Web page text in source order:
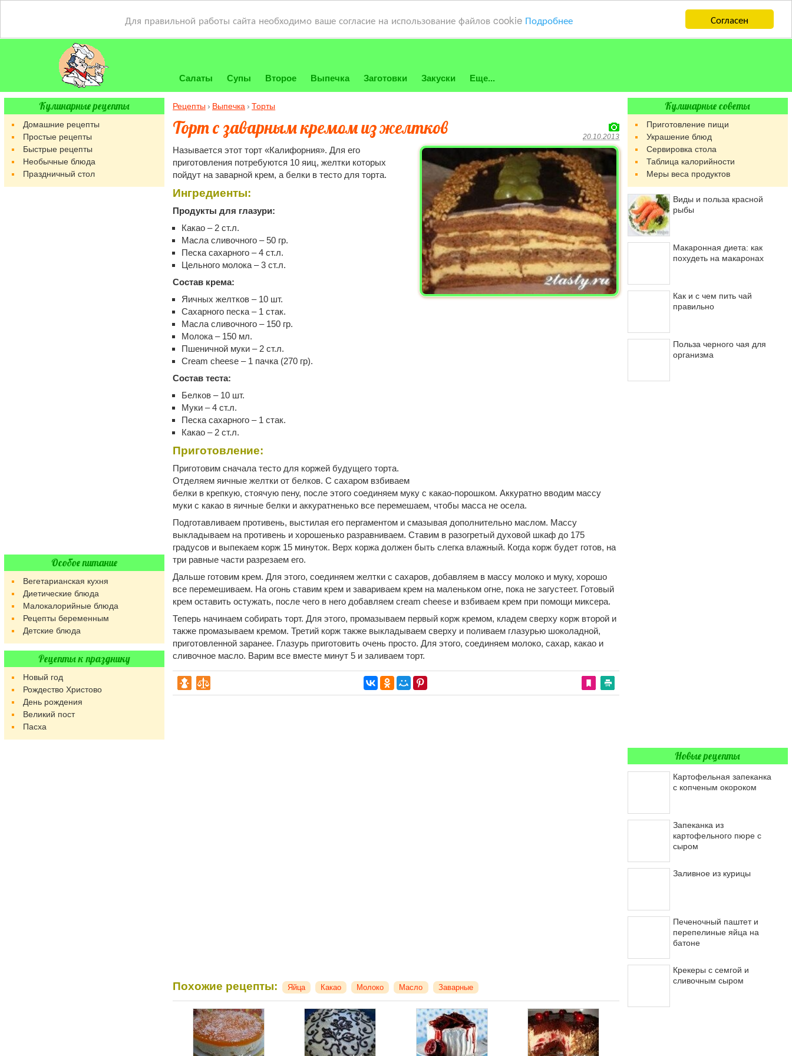
Согласен
Для правильной работы сайта необходимо ваше согласие на использование файлов cookie Подробнее
Салаты Супы Второе Выпечка Заготовки Закуски Еще...
Рецепты Выпечка Торты
Торт с заварным кремом из желтков 20.10.2013
Называется этот торт «Калифорния». Для его
приготовления потребуются 10 яиц, желтки которых
пойдут на заварной крем, а белки в тесто для торта.
Ингредиенты:
Продукты для глазури:
Какао – 2 ст.л.
Масла сливочного – 50 гр.
Песка сахарного – 4 ст.л.
Цельного молока – 3 ст.л.
Состав крема:
Яичных желтков – 10 шт.
Сахарного песка – 1 стак.
Масла сливочного – 150 гр.
Молока – 150 мл.
Пшеничной муки – 2 ст.л.
Сream cheese – 1 пачка (270 гр).
Состав теста:
Белков – 10 шт.
Муки – 4 ст.л.
Песка сахарного – 1 стак.
Какао – 2 ст.л.
Приготовление:
Приготовим сначала тесто для коржей будущего торта.
Отделяем яичные желтки от белков. С сахаром взбиваем
белки в крепкую, стоячую пену, после этого соединяем муку с какао-порошком. Аккуратно вводим массу
муки с какао в яичные белки и аккуратненько все перемешаем, чтобы масса не осела.
Подготавливаем противень, выстилая его пергаментом и смазывая дополнительно маслом. Массу
выкладываем на противень и хорошенько разравниваем. Ставим в разогретый духовой шкаф до 175
градусов и выпекаем корж 15 минуток. Верх коржа должен быть слегка влажный. Когда корж будет готов, на
три равные части разрезаем его.
Дальше готовим крем. Для этого, соединяем желтки с сахаров, добавляем в массу молоко и муку, хорошо
все перемешиваем. На огонь ставим крем и завариваем крем на маленьком огне, пока не загустеет. Готовый
крем оставить остужать, после чего в него добавляем cream cheese и взбиваем крем при помощи миксера.
Теперь начинаем собирать торт. Для этого, промазываем первый корж кремом, кладем сверху корж второй и
также промазываем кремом. Третий корж также выкладываем сверху и поливаем глазурью шоколадной,
приготовленной заранее. Глазурь приготовить очень просто. Для этого, соединяем молоко, сахар, какао и
сливочное масло. Варим все вместе минут 5 и заливаем торт.
Похожие рецепты: Яйца Какао Молоко Масло Заварные
Кулинарные рецепты
Домашние рецепты
Простые рецепты
Быстрые рецепты
Необычные блюда
Праздничный стол
Особое питание
Вегетарианская кухня
Диетические блюда
Малокалорийные блюда
Рецепты беременным
Детские блюда
Рецепты к празднику
Новый год
Рождество Христово
День рождения
Великий пост
Пасха
Кулинарные советы
Приготовление пищи
Украшение блюд
Сервировка стола
Таблица калорийности
Меры веса продуктов
Виды и польза красной
рыбы
Макаронная диета: как
похудеть на макаронах
Как и с чем пить чай
правильно
Польза черного чая для
организма
Новые рецепты
Картофельная запеканка
с копченым окороком
Запеканка из
картофельного пюре с
сыром
Заливное из курицы
Печеночный паштет и
перепелиные яйца на
батоне
Крекеры с семгой и
сливочным сыром